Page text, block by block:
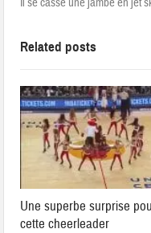
Related posts
Une superbe surprise
cette cheerleader